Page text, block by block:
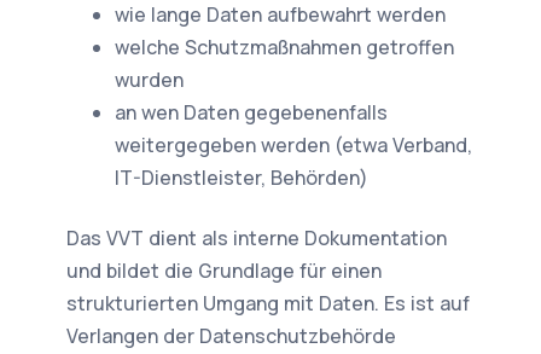
wie lange Daten aufbewahrt werden
welche Schutzmaßnahmen getroffen
wurden
an wen Daten gegebenenfalls
weitergegeben werden (etwa Verband,
IT-Dienstleister, Behörden)
Das VVT dient als interne Dokumentation
und bildet die Grundlage für einen
strukturierten Umgang mit Daten. Es ist auf
Verlangen der Datenschutzbehörde